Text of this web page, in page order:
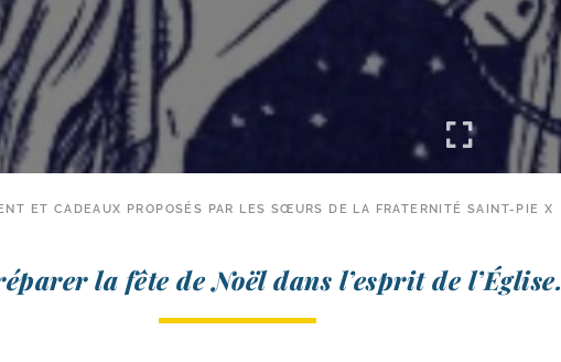
ET CADEAUX PROPOSÉS PAR LES SŒURS DE LA FRATERNITÉ SAINT-PIE X
la fête de Noël dans l’es­prit de l’Église.